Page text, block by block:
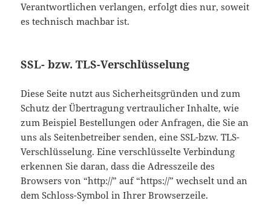
Verantwortlichen verlangen, erfolgt dies nur, soweit
es technisch machbar ist.
SSL- bzw. TLS-Verschlüsselung
Diese Seite nutzt aus Sicherheitsgründen und zum
Schutz der Übertragung vertraulicher Inhalte, wie
zum Beispiel Bestellungen oder Anfragen, die Sie an
uns als Seitenbetreiber senden, eine SSL-bzw. TLS-
Verschlüsselung. Eine verschlüsselte Verbindung
erkennen Sie daran, dass die Adresszeile des
Browsers von “http://” auf “https://” wechselt und an
dem Schloss-Symbol in Ihrer Browserzeile.